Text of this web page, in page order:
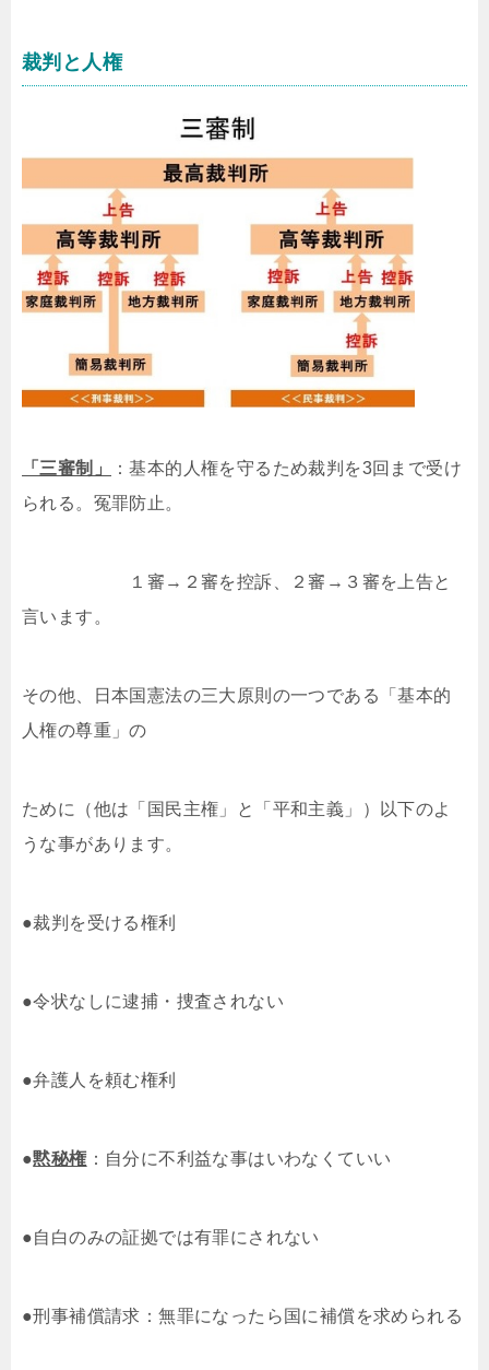
裁判と人権
「三審制」
：基本的人権を守るため裁判を3回まで受け
られる。冤罪防止。
１審→２審を控訴、２審→３審を上告と
言います。
その他、日本国憲法の三大原則の一つである「基本的
人権の尊重」の
ために（他は「国民主権」と「平和主義」）以下のよ
うな事があります。
●裁判を受ける権利
●令状なしに逮捕・捜査されない
●弁護人を頼む権利
●黙秘権：自分に不利益な事はいわなくていい
●自白のみの証拠では有罪にされない
●刑事補償請求：無罪になったら国に補償を求められる